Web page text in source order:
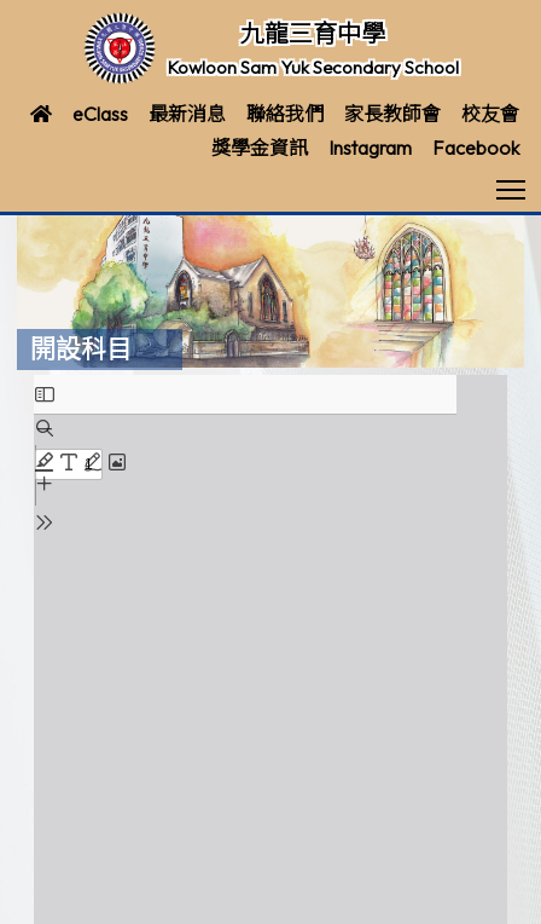
九龍三育中學
Kowloon Sam Yuk Secondary School
eClass 最新消息 聯絡我們 家長教師會
校友會
獎學金資訊
Instagram Facebook
開設科目